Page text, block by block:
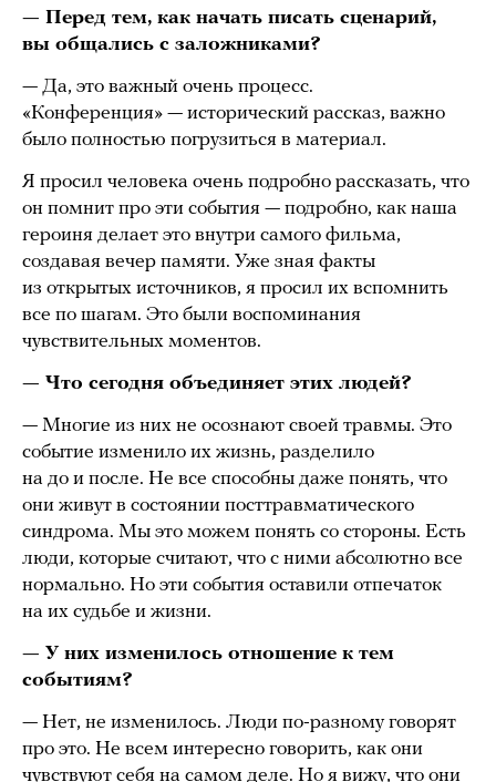
— Перед тем, как начать писать сценарий,
вы общались с заложниками?
— Да, это важный очень процесс.
«Конференция» — исторический рассказ, важно
было полностью погрузиться в материал.
Я просил человека очень подробно рассказать, что
он помнит про эти события — подробно, как наша
героиня делает это внутри самого фильма,
создавая вечер памяти. Уже зная факты
из открытых источников, я просил их вспомнить
все по шагам. Это были воспоминания
чувствительных моментов.
— Что сегодня объединяет этих людей?
— Многие из них не осознают своей травмы. Это
событие изменило их жизнь, разделило
на до и после. Не все способны даже понять, что
они живут в состоянии посттравматического
синдрома. Мы это можем понять со стороны. Есть
люди, которые считают, что с ними абсолютно все
нормально. Но эти события оставили отпечаток
на их судьбе и жизни.
— У них изменилось отношение к тем
событиям?
— Нет, не изменилось. Люди по-разному говорят
про это. Не всем интересно говорить, как они
чувствуют себя на самом деле. Но я вижу, что они